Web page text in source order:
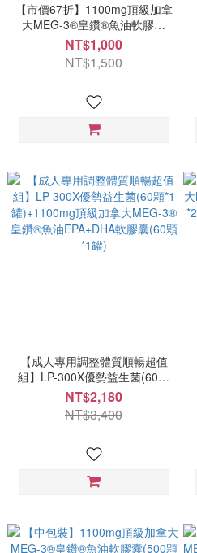
【市價67折】1100mg頂級加拿
大MEG-3®皇鑽®魚油軟膠囊
(60顆*1罐)IFOS認證小型魚無
腥味高濃度Omega-3
EPA+DHA
NT$1,000
NT$1,500
【成人專用調整體質順暢超值
組】LP-300X優勢益生菌(60顆
*1罐)+1100mg頂級加拿大
MEG-3®皇鑽®魚油EPA+DHA
軟膠囊(60顆*1罐)
NT$2,180
NT$3,400